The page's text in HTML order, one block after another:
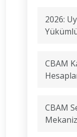
2026:
CBAM
CBAM